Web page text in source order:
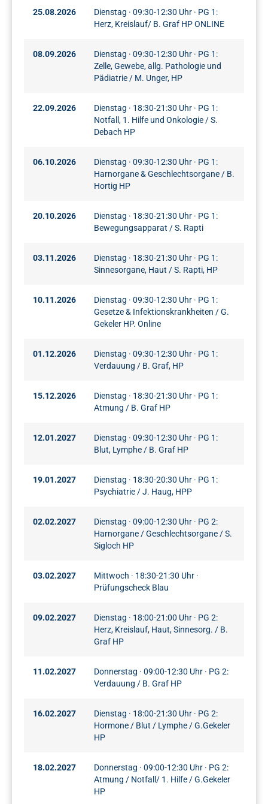
25.08.2026
Dienstag · 09:30-12:30 Uhr · PG 1:
Herz, Kreislauf/ B. Graf HP ONLINE
08.09.2026
Dienstag · 09:30-12:30 Uhr · PG 1:
Zelle, Gewebe, allg. Pathologie und
Pädiatrie / M. Unger, HP
22.09.2026
Dienstag · 18:30-21:30 Uhr · PG 1:
Notfall, 1. Hilfe und Onkologie / S.
Debach HP
06.10.2026
Dienstag · 09:30-12:30 Uhr · PG 1:
Harnorgane & Geschlechtsorgane / B.
Hortig HP
20.10.2026
Dienstag · 18:30-21:30 Uhr · PG 1:
Bewegungsapparat / S. Rapti
03.11.2026
Dienstag · 18:30-21:30 Uhr · PG 1:
Sinnesorgane, Haut / S. Rapti, HP
10.11.2026
Dienstag · 09:30-12:30 Uhr · PG 1:
Gesetze & Infektionskrankheiten / G.
Gekeler HP. Online
01.12.2026
Dienstag · 09:30-12:30 Uhr · PG 1:
Verdauung / B. Graf, HP
15.12.2026
Dienstag · 18:30-21:30 Uhr · PG 1:
Atmung / B. Graf HP
12.01.2027
Dienstag · 09:30-12:30 Uhr · PG 1:
Blut, Lymphe / B. Graf HP
19.01.2027
Dienstag · 18:30-20:30 Uhr · PG 1:
Psychiatrie / J. Haug, HPP
02.02.2027
Dienstag · 09:00-12:30 Uhr · PG 2:
Harnorgane / Geschlechtsorgane / S.
Sigloch HP
03.02.2027
Mittwoch · 18:30-21:30 Uhr ·
Prüfungscheck Blau
09.02.2027
Dienstag · 18:00-21:00 Uhr · PG 2:
Herz, Kreislauf, Haut, Sinnesorg. / B.
Graf HP
11.02.2027
Donnerstag · 09:00-12:30 Uhr · PG 2:
Verdauung / B. Graf HP
16.02.2027
Dienstag · 18:00-21:30 Uhr · PG 2:
Hormone / Blut / Lymphe / G.Gekeler
HP
18.02.2027
Donnerstag · 09:00-12:30 Uhr · PG 2:
Atmung / Notfall/ 1. Hilfe / G.Gekeler
HP